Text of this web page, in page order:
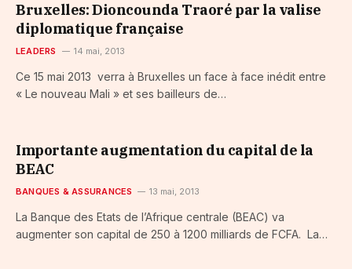
Bruxelles: Dioncounda Traoré par la valise
diplomatique française
LEADERS 14 mai, 2013
Ce 15 mai 2013 verra à Bruxelles un face à face inédit entre
« Le nouveau Mali » et ses bailleurs de…
Importante augmentation du capital de la
BEAC
BANQUES & ASSURANCES 13 mai, 2013
La Banque des Etats de l’Afrique centrale (BEAC) va
augmenter son capital de 250 à 1200 milliards de FCFA. La…